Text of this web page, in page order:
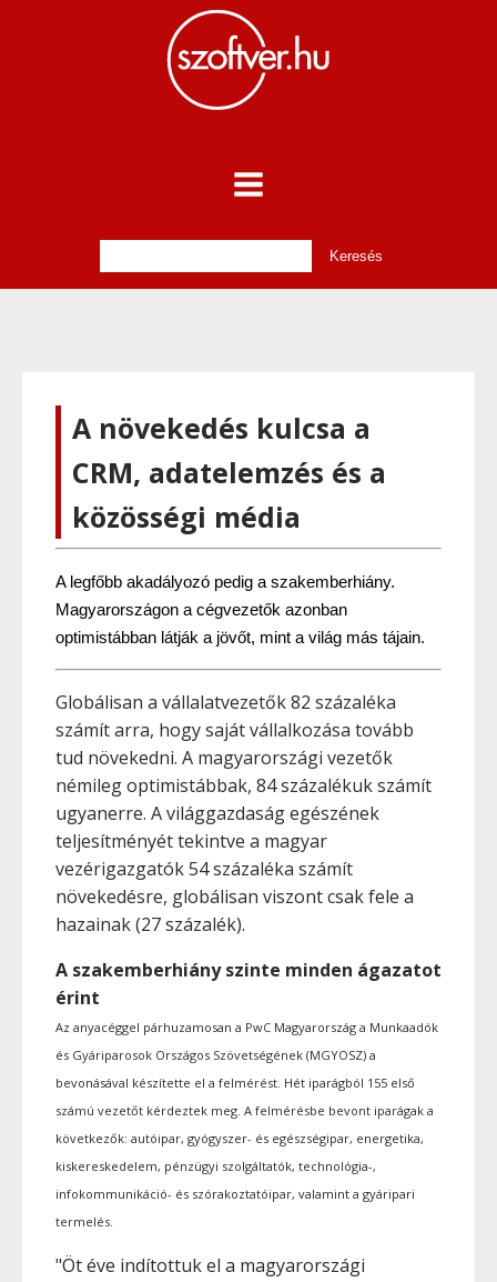
A növekedés kulcsa a
CRM, adatelemzés és a
közösségi média
A legfőbb akadályozó pedig a szakemberhiány.
Magyarországon a cégvezetők azonban
optimistábban látják a jövőt, mint a világ más tájain.
Globálisan a vállalatvezetők 82 százaléka
számít arra, hogy saját vállalkozása tovább
tud növekedni. A magyarországi vezetők
némileg optimistábbak, 84 százalékuk számít
ugyanerre. A világgazdaság egészének
teljesítményét tekintve a magyar
vezérigazgatók 54 százaléka számít
növekedésre, globálisan viszont csak fele a
hazainak (27 százalék).
A szakemberhiány szinte minden ágazatot
érint
Az anyacéggel párhuzamosan a PwC Magyarország a Munkaadók
és Gyáriparosok Országos Szövetségének (MGYOSZ) a
bevonásával készítette el a felmérést. Hét iparágból 155 első
számú vezetőt kérdeztek meg. A felmérésbe bevont iparágak a
következők: autóipar, gyógyszer- és egészségipar, energetika,
kiskereskedelem, pénzügyi szolgáltatók, technológia-,
infokommunikáció- és szórakoztatóipar, valamint a gyáripari
termelés.
"Öt éve indítottuk el a magyarországi